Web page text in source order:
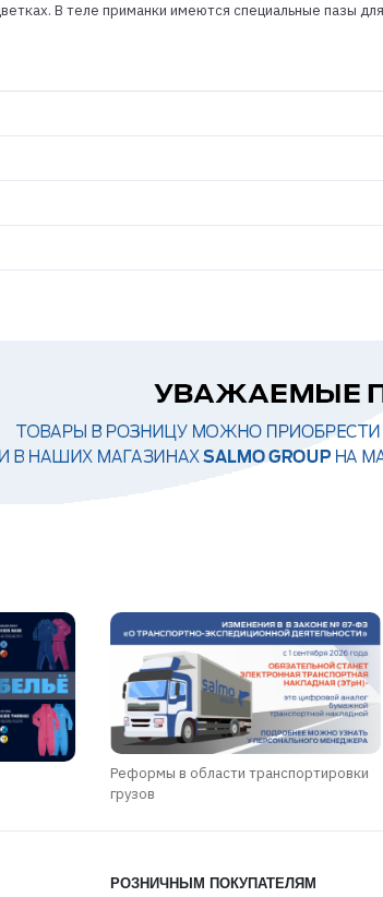
В теле приманки имеются специальные пазы
Реформы в области транспортировки
грузов
РОЗНИЧНЫМ ПОКУПАТЕЛЯМ